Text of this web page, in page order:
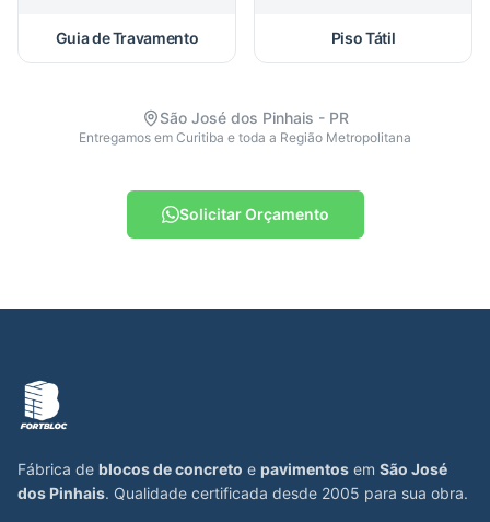
Guia de Travamento Piso Tátil
São José dos Pinhais - PR
Entregamos em Curitiba e toda a Região Metropolitana
Solicitar Orçamento
Fábrica de blocos de concreto e pavimentos em São José
dos Pinhais. Qualidade certificada desde 2005 para sua obra.